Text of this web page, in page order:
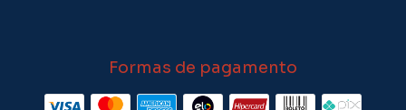
Formas de pagamento